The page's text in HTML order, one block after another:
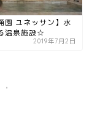
園 ユネッサン】水
温泉施設☆
2019年7月2日